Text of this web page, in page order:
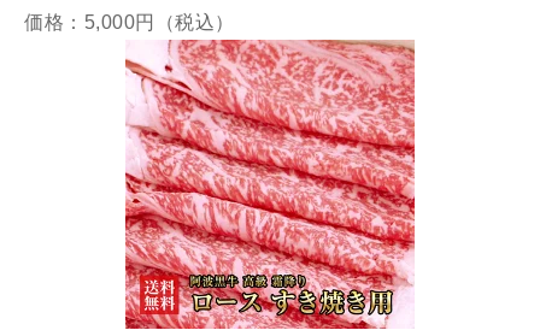
価格：5,000円（税込）